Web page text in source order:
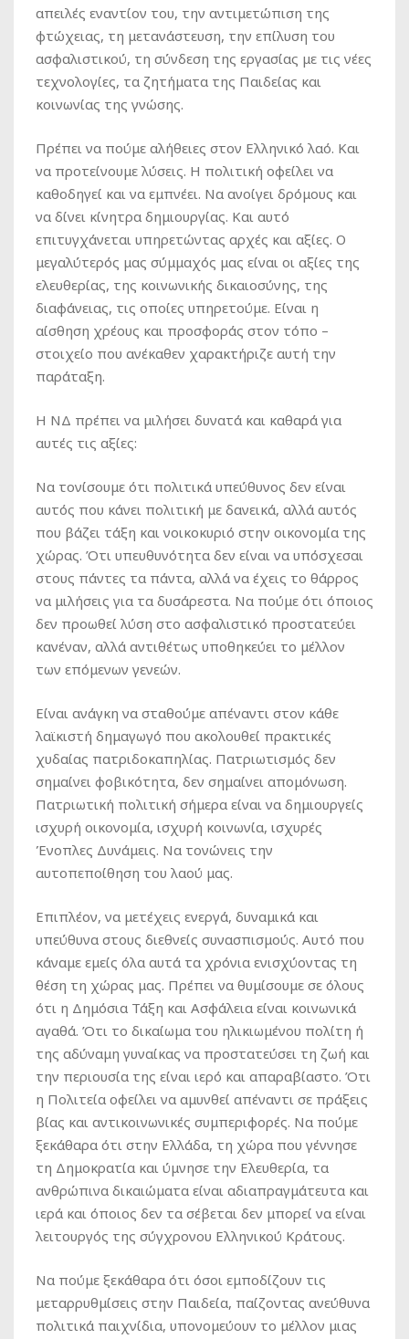
απειλές εναντίον του, την αντιμετώπιση της
φτώχειας, τη μετανάστευση, την επίλυση του
ασφαλιστικού, τη σύνδεση της εργασίας με τις νέες
τεχνολογίες, τα ζητήματα της Παιδείας και
κοινωνίας της γνώσης.
Πρέπει να πούμε αλήθειες στον Ελληνικό λαό. Και
να προτείνουμε λύσεις. Η πολιτική οφείλει να
καθοδηγεί και να εμπνέει. Να ανοίγει δρόμους και
να δίνει κίνητρα δημιουργίας. Και αυτό
επιτυγχάνεται υπηρετώντας αρχές και αξίες. Ο
μεγαλύτερός μας σύμμαχός μας είναι οι αξίες της
ελευθερίας, της κοινωνικής δικαιοσύνης, της
διαφάνειας, τις οποίες υπηρετούμε. Είναι η
αίσθηση χρέους και προσφοράς στον τόπο –
στοιχείο που ανέκαθεν χαρακτήριζε αυτή την
παράταξη.
Η ΝΔ πρέπει να μιλήσει δυνατά και καθαρά για
αυτές τις αξίες:
Να τονίσουμε ότι πολιτικά υπεύθυνος δεν είναι
αυτός που κάνει πολιτική με δανεικά, αλλά αυτός
που βάζει τάξη και νοικοκυριό στην οικονομία της
χώρας. Ότι υπευθυνότητα δεν είναι να υπόσχεσαι
στους πάντες τα πάντα, αλλά να έχεις το θάρρος
να μιλήσεις για τα δυσάρεστα. Να πούμε ότι όποιος
δεν προωθεί λύση στο ασφαλιστικό προστατεύει
κανέναν, αλλά αντιθέτως υποθηκεύει το μέλλον
των επόμενων γενεών.
Είναι ανάγκη να σταθούμε απέναντι στον κάθε
λαϊκιστή δημαγωγό που ακολουθεί πρακτικές
χυδαίας πατριδοκαπηλίας. Πατριωτισμός δεν
σημαίνει φοβικότητα, δεν σημαίνει απομόνωση.
Πατριωτική πολιτική σήμερα είναι να δημιουργείς
ισχυρή οικονομία, ισχυρή κοινωνία, ισχυρές
Ένοπλες Δυνάμεις. Να τονώνεις την
αυτοπεποίθηση του λαού μας.
Επιπλέον, να μετέχεις ενεργά, δυναμικά και
υπεύθυνα στους διεθνείς συνασπισμούς. Αυτό που
κάναμε εμείς όλα αυτά τα χρόνια ενισχύοντας τη
θέση τη χώρας μας. Πρέπει να θυμίσουμε σε όλους
ότι η Δημόσια Τάξη και Ασφάλεια είναι κοινωνικά
αγαθά. Ότι το δικαίωμα του ηλικιωμένου πολίτη ή
της αδύναμη γυναίκας να προστατεύσει τη ζωή και
την περιουσία της είναι ιερό και απαραβίαστο. Ότι
η Πολιτεία οφείλει να αμυνθεί απέναντι σε πράξεις
βίας και αντικοινωνικές συμπεριφορές. Να πούμε
ξεκάθαρα ότι στην Ελλάδα, τη χώρα που γέννησε
τη Δημοκρατία και ύμνησε την Ελευθερία, τα
ανθρώπινα δικαιώματα είναι αδιαπραγμάτευτα και
ιερά και όποιος δεν τα σέβεται δεν μπορεί να είναι
λειτουργός της σύγχρονου Ελληνικού Κράτους.
Να πούμε ξεκάθαρα ότι όσοι εμποδίζουν τις
μεταρρυθμίσεις στην Παιδεία, παίζοντας ανεύθυνα
πολιτικά παιχνίδια, υπονομεύουν το μέλλον μιας